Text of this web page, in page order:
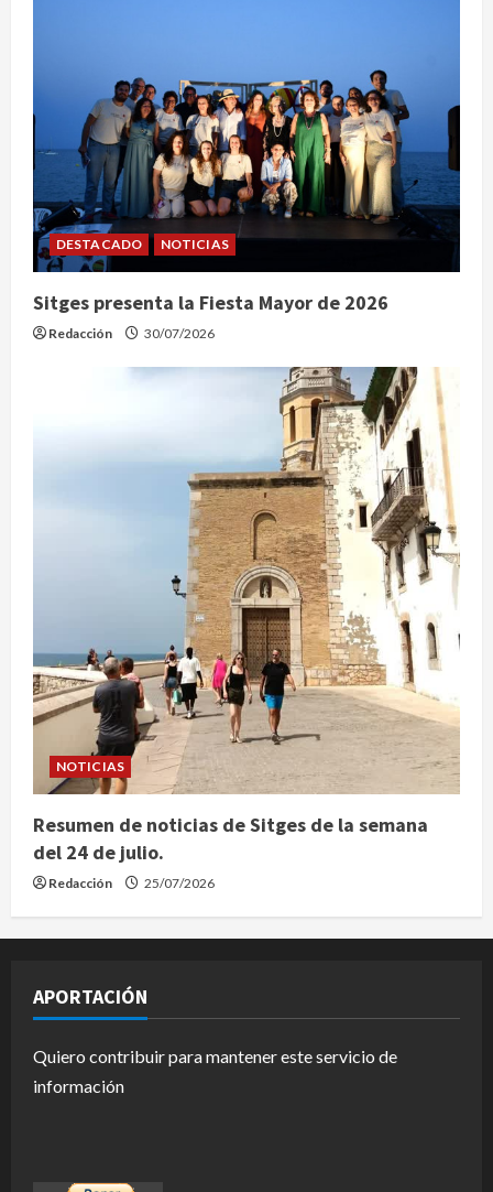
DESTACADO NOTICIAS
Sitges presenta la Fiesta Mayor de 2026
Redacción 30/07/2026
NOTICIAS
Resumen de noticias de Sitges de la semana
del 24 de julio.
Redacción 25/07/2026
APORTACIÓN
Quiero contribuir para mantener este servicio de
información